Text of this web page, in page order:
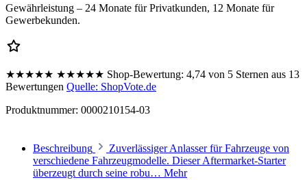
Gewährleistung – 24 Monate für Privatkunden, 12 Monate für
Gewerbekunden.
★★★★★ ★★★★★ Shop-Bewertung: 4,74 von 5 Sternen aus 13
Bewertungen Quelle: ShopVote.de
Produktnummer: 0000210154-03
Beschreibung
Zuverlässiger Anlasser für Fahrzeuge von
verschiedene Fahrzeugmodelle. Dieser Aftermarket-Starter
überzeugt durch seine robu… Mehr